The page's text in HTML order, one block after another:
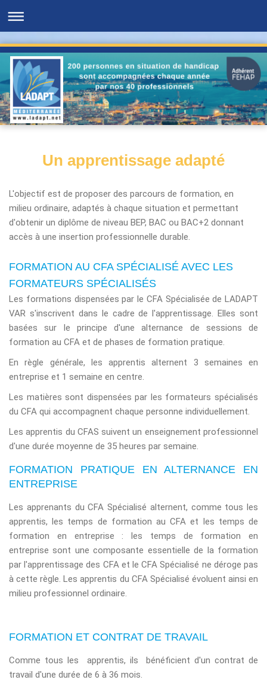
Un apprentissage adapté
L'objectif est de proposer des parcours de formation, en
milieu ordinaire, adaptés à chaque situation et permettant
d'obtenir un diplôme de niveau BEP, BAC ou BAC+2 donnant
accès à une insertion professionnelle durable.
FORMATION AU CFA SPÉCIALISÉ AVEC LES
FORMATEURS SPÉCIALISÉS
Les formations dispensées par le CFA Spécialisée de LADAPT
VAR s'inscrivent dans le cadre de l'apprentissage. Elles sont
basées sur le principe d'une alternance de sessions de
formation au CFA et de phases de formation pratique.
En règle générale, les apprentis alternent 3 semaines en
entreprise et 1 semaine en centre.
Les matières sont dispensées par les formateurs spécialisés
du CFA qui accompagnent chaque personne individuellement.
Les apprentis du CFAS suivent un enseignement professionnel
d'une durée moyenne de 35 heures par semaine.
FORMATION PRATIQUE EN ALTERNANCE EN
ENTREPRISE
Les apprenants duCFA Spécialisé alternent, comme tous les
apprentis, les temps de formation au CFA et les temps de
formation en entreprise : les temps de formation en
entreprise sont une composante essentielle de la formation
par l'apprentissage des CFA et leCFA Spécialisé ne déroge pas
à cette règle. Les apprentis du CFA Spécialisé évoluent ainsi en
milieu professionnel ordinaire.
FORMATION ET CONTRAT DE TRAVAIL
Comme tous les apprentis, ils bénéficient d'un contrat de
travail d'une durée de 6 à 36 mois.